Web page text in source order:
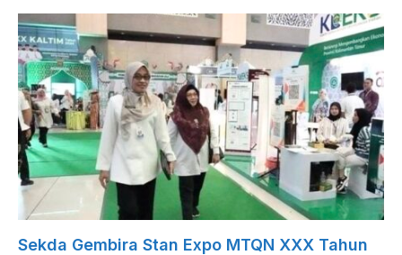
Sekda Gembira Stan Expo MTQN XXX Tahun